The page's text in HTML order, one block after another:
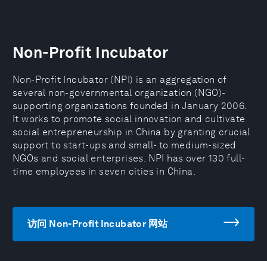
Non-Profit Incubator
Non-Profit Incubator (NPI) is an aggregation of
several non-governmental organization (NGO)-
supporting organizations founded in January 2006.
It works to promote social innovation and cultivate
social entrepreneurship in China by granting crucial
support to start-ups and small- to medium-sized
NGOs and social enterprises. NPI has over 130 full-
time employees in seven cities in China.
访问 Non-Profit Incubator 网站